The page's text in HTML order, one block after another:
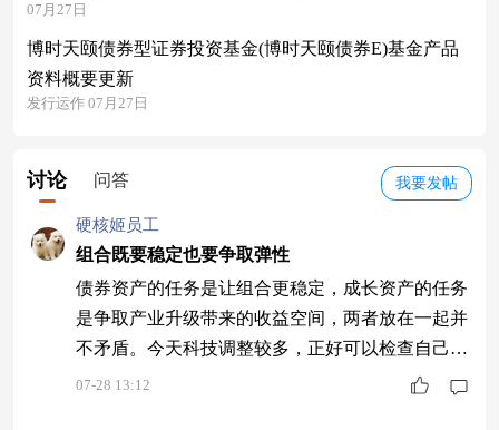
07月27日
博时天颐债券型证券投资基金(博时天颐债券E)基金产品
资料概要更新
发行运作 07月27日
我要发帖
讨论 问答
硬核姬员工
组合既要稳定也要争取弹性
债券资产的任务是让组合更稳定，成长资产的任务
是争取产业升级带来的收益空间，两者放在一起并
不矛盾。今天科技调整较多，正好可以检查自己的
组合是否过于单一，以及能承受多少成长波动。红
07-28 13:12